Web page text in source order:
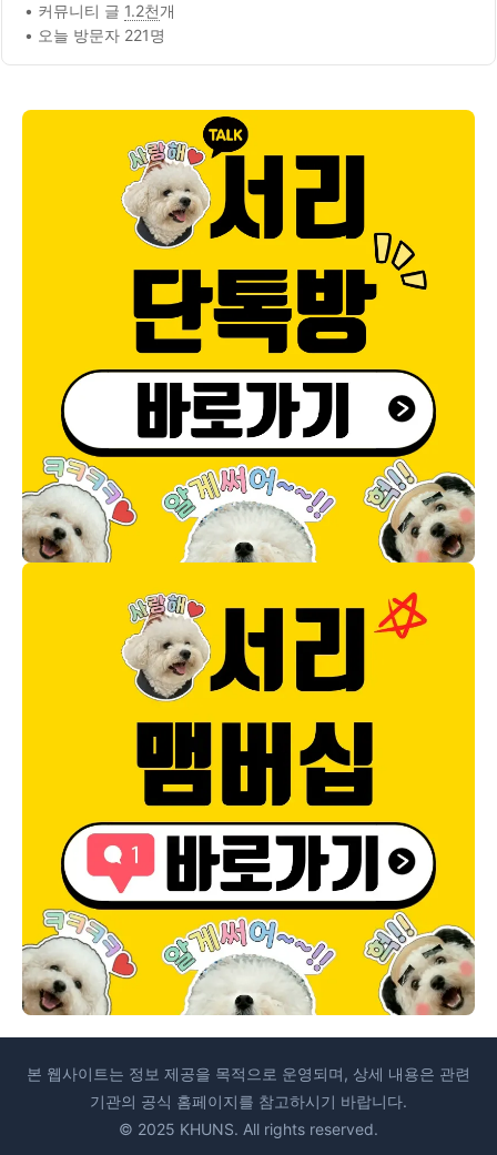
• 커뮤니티 글 1.2천개
• 오늘 방문자 221명
본 웹사이트는 정보 제공을 목적으로 운영되며, 상세 내용은 관련
기관의 공식 홈페이지를 참고하시기 바랍니다.
© 2025 KHUNS. All rights reserved.